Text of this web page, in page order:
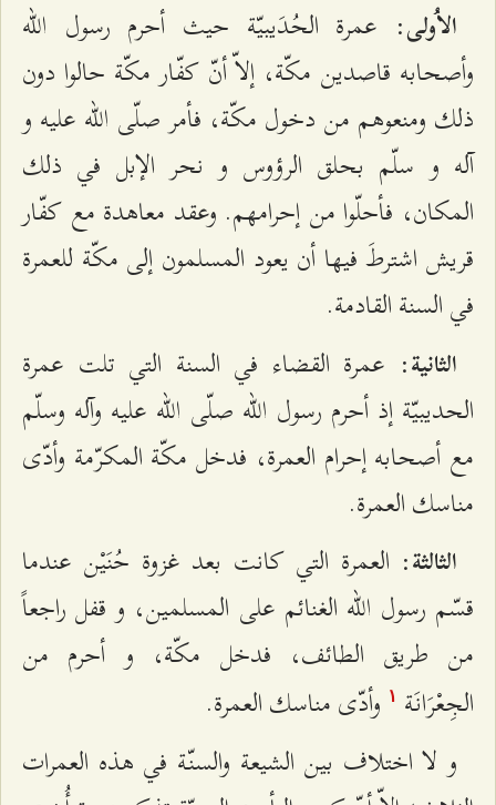
الاُولی‌: عمرة‌ الحُدَيبيّة‌ حيث‌ أحرم‌ رسول الله‌‌
وأصحابه‌ قاصدين‌ مكّة‌، إلاّ أنّ كفّار مكّة‌ حالوا دون‌
ذلك‌ ومنعوهم‌ من‌ دخول‌ مكّة‌، فأمر صلّی الله‌‌ عليه‌ و
آله‌ و سلّم‌ بحلق‌ الرؤوس‌ و نحر الإبل‌ في ذلك‌
المكان‌، فأحلّوا من‌ إحرامهم‌. وعقد معاهدة‌ مع‌ كفّار
قريش‌ اشترطَ فيها أن‌ يعود المسلمون‌ إلی‌ مكّة‌ للعمرة‌
في السنة‌ القادمة‌.
الثانية‌: عمرة‌ القضاء في السنة‌ التي تلت‌ عمرة‌
الحديبيّة‌ إذ أحرم‌ رسول الله‌‌ صلّی الله‌‌ عليه‌ وآله‌ وسلّم‌
مع‌ أصحابه‌ إحرام‌ العمرة‌، فدخل‌ مكّة‌ المكرّمة‌ وأدّی‌
مناسك‌ العمرة‌.
الثالثة‌: العمرة‌ التي كانت‌ بعد غزوة‌ حُنَيْن‌ عندما
قسّم‌ رسول الله‌‌ الغنائم‌ علی المسلمين‌، و قفل‌ راجعاً
من‌ طريق‌ الطائف‌، فدخل‌ مكّة‌، و أحرم‌ من‌
الجِعْرَانَة‌
۱ وأدّی‌ مناسك‌ العمرة‌.
و لا اختلاف‌ بين‌ الشيعة‌ والسنّة‌ في هذه‌ العمرات‌